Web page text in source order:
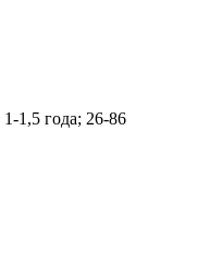
1-1,5 года; 26-86